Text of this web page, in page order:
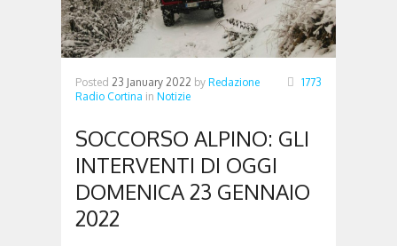
Posted 23 January 2022 by Redazione
Radio Cortina in Notizie
1773
SOCCORSO ALPINO: GLI
INTERVENTI DI OGGI
DOMENICA 23 GENNAIO
2022